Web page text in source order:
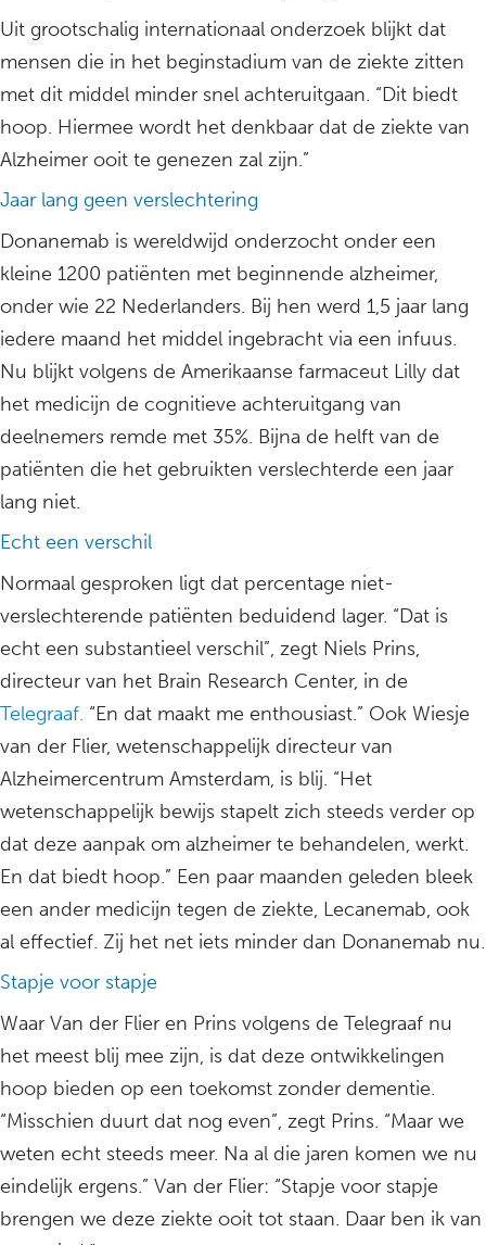
Uit grootschalig internationaal onderzoek blijkt dat
mensen die in het beginstadium van de ziekte zitten
met dit middel minder snel achteruitgaan. “Dit biedt
hoop. Hiermee wordt het denkbaar dat de ziekte van
Alzheimer ooit te genezen zal zijn.”
Jaar lang geen verslechtering
Donanemab is wereldwijd onderzocht onder een
kleine 1200 patiënten met beginnende alzheimer,
onder wie 22 Nederlanders. Bij hen werd 1,5 jaar lang
iedere maand het middel ingebracht via een infuus.
Nu blijkt volgens de Amerikaanse farmaceut Lilly dat
het medicijn de cognitieve achteruitgang van
deelnemers remde met 35%. Bijna de helft van de
patiënten die het gebruikten verslechterde een jaar
lang niet.
Echt een verschil
Normaal gesproken ligt dat percentage niet-
verslechterende patiënten beduidend lager. “Dat is
echt een substantieel verschil”, zegt Niels Prins,
directeur van het Brain Research Center, in de
Telegraaf. “En dat maakt me enthousiast.” Ook Wiesje
van der Flier, wetenschappelijk directeur van
Alzheimercentrum Amsterdam, is blij. “Het
wetenschappelijk bewijs stapelt zich steeds verder op
dat deze aanpak om alzheimer te behandelen, werkt.
En dat biedt hoop.” Een paar maanden geleden bleek
een ander medicijn tegen de ziekte, Lecanemab, ook
al effectief. Zij het net iets minder dan Donanemab nu.
Stapje voor stapje
Waar Van der Flier en Prins volgens de Telegraaf nu
het meest blij mee zijn, is dat deze ontwikkelingen
hoop bieden op een toekomst zonder dementie.
“Misschien duurt dat nog even”, zegt Prins. “Maar we
weten echt steeds meer. Na al die jaren komen we nu
eindelijk ergens.” Van der Flier: “Stapje voor stapje
brengen we deze ziekte ooit tot staan. Daar ben ik van